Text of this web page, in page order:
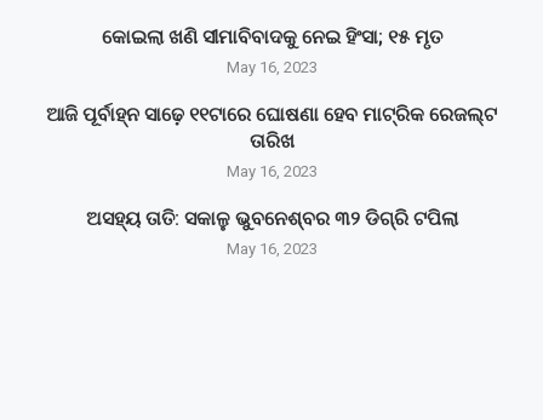
କୋଇଲା ଖଣି ସୀମାବିବାଦକୁ ନେଇ ହିଂସା; ୧୫ ମୃତ
May 16, 2023
ଆଜି ପୂର୍ବାହ୍ନ ସାଢ଼େ ୧୧ଟାରେ ଘୋଷଣା ହେବ ମାଟ୍ରିକ ରେଜଲ୍ଟ
ତାରିଖ
May 16, 2023
ଅସହ୍ୟ ତାତି: ସକାଳୁ ଭୁବନେଶ୍ବର ୩୨ ଡିଗ୍ରି ଟପିଲା
May 16, 2023